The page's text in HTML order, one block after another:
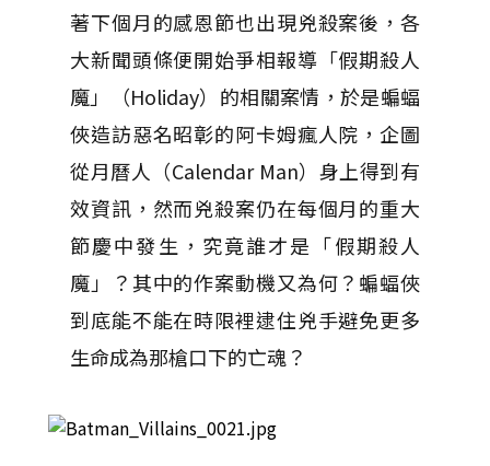
著下個月的感恩節也出現兇殺案後，各
大新聞頭條便開始爭相報導「假期殺人
魔」（Holiday）的相關案情，於是蝙蝠
俠造訪惡名昭彰的阿卡姆瘋人院，企圖
從月曆人（Calendar Man）身上得到有
效資訊，然而兇殺案仍在每個月的重大
節慶中發生，究竟誰才是「假期殺人
魔」？其中的作案動機又為何？蝙蝠俠
到底能不能在時限裡逮住兇手避免更多
生命成為那槍口下的亡魂？